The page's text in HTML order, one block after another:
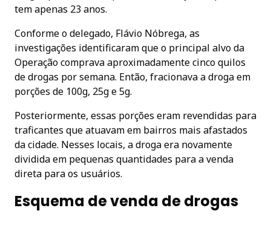
tem apenas 23 anos.
Conforme o delegado, Flávio Nóbrega, as
investigações identificaram que o principal alvo da
Operação comprava aproximadamente cinco quilos
de drogas por semana. Então, fracionava a droga em
porções de 100g, 25g e 5g.
Posteriormente, essas porções eram revendidas para
traficantes que atuavam em bairros mais afastados
da cidade. Nesses locais, a droga era novamente
dividida em pequenas quantidades para a venda
direta para os usuários.
Esquema de venda de drogas